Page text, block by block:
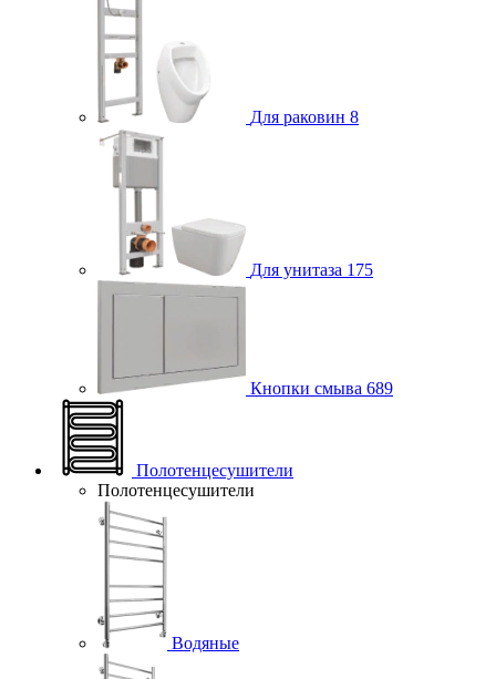
Для раковин 8
Для унитаза 175
Кнопки смыва 689
Полотенцесушители
Полотенцесушители
Водяные